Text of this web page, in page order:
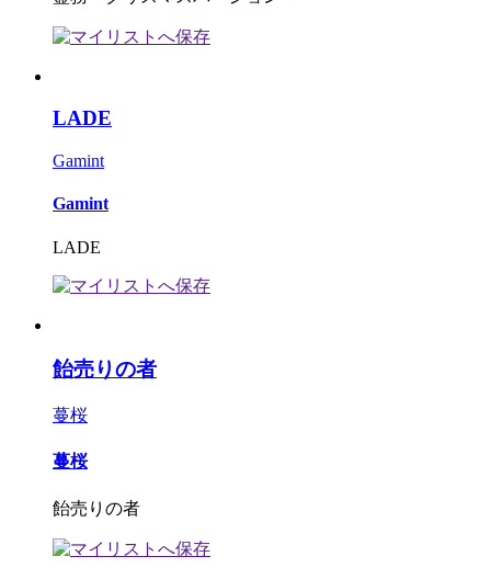
LADE
Gamint
Gamint
LADE
飴売りの者
蔓桜
蔓桜
飴売りの者